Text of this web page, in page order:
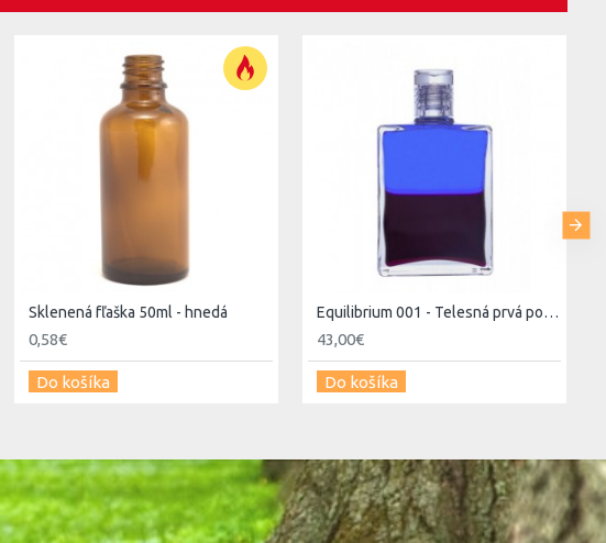
Sklenená fľaška 50ml - hnedá
0,58€
Do košíka
Equilibrium 001 - Telesná prvá pomoc
43,00€
Do košíka